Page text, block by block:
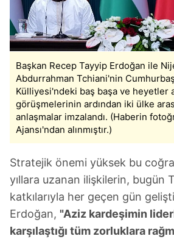
Başkan Recep Tayyip Erdoğan ile
Abdurrahman Tchiani'nin
Külliyesi'ndeki baş başa ve heyetler
görüşmelerinin ardından iki ülke
anlaşmalar imzalandı. (Haberin
Ajansı'ndan alınmıştır.)
Stratejik önemi yüksek bu
yıllara uzanan ilişkilerin, bugün
katkılarıyla her geçen gün
Erdoğan, "Aziz kardeşimin
karşılaştığı tüm zorluklara